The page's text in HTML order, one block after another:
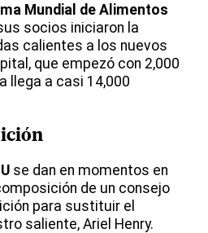
Mundial de Alimentos
socios iniciaron la
calientes a los nuevos
que empezó con 2,000
llega a casi 14,000
se dan en momentos en
de un consejo
para sustituir el
saliente, Ariel Henry.